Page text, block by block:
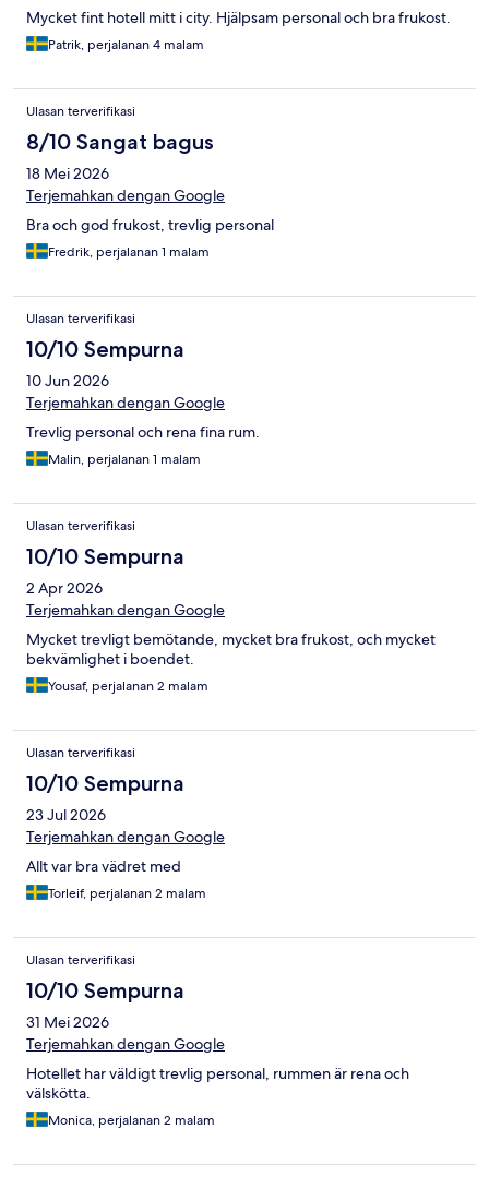
Mycket fint hotell mitt i city. Hjälpsam personal och bra frukost.
Patrik, perjalanan 4 malam
Ulasan terverifikasi
8/10 Sangat bagus
18 Mei 2026
Terjemahkan dengan Google
Bra och god frukost, trevlig personal
Fredrik, perjalanan 1 malam
Ulasan terverifikasi
10/10 Sempurna
10 Jun 2026
Terjemahkan dengan Google
Trevlig personal och rena fina rum.
Malin, perjalanan 1 malam
Ulasan terverifikasi
10/10 Sempurna
2 Apr 2026
Terjemahkan dengan Google
Mycket trevligt bemötande, mycket bra frukost, och mycket
bekvämlighet i boendet.
Yousaf, perjalanan 2 malam
Ulasan terverifikasi
10/10 Sempurna
23 Jul 2026
Terjemahkan dengan Google
Allt var bra vädret med
Torleif, perjalanan 2 malam
Ulasan terverifikasi
10/10 Sempurna
31 Mei 2026
Terjemahkan dengan Google
Hotellet har väldigt trevlig personal, rummen är rena och
välskötta.
Monica, perjalanan 2 malam